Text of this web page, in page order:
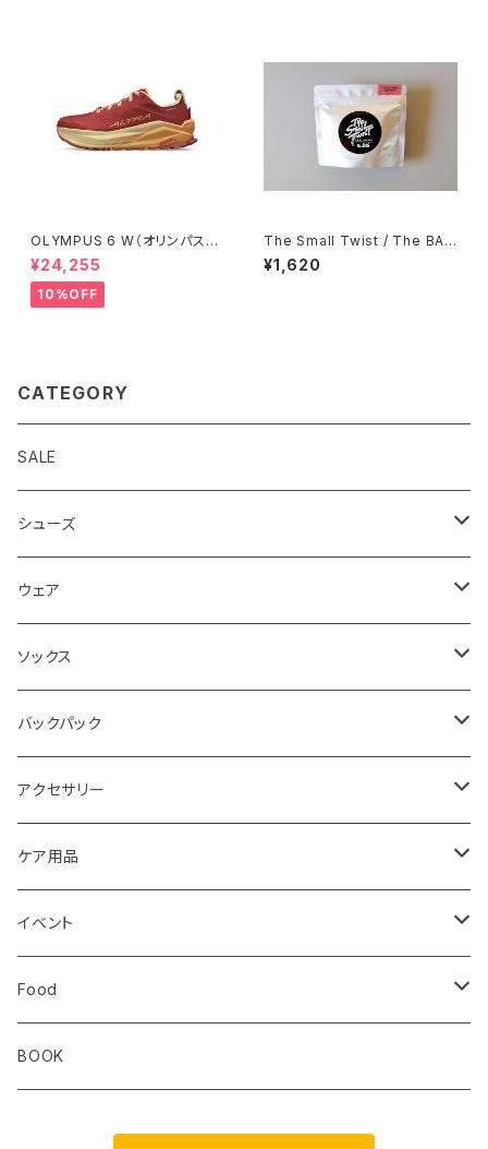
OLYMPUS 6 W（オリンパス
6）ウィメンズ Red/Orange
¥24,255
10%OFF
The Small Twist / The BAG
- Yatsugatake Salmon Coc
onut Risotto 季節限定商品
¥1,620
CATEGORY
SALE
シューズ
ロード
メンズ
レディス
トレイル
メンズ
レディス
キッズ
ジム トレーニング
ウェア
Teton Bros.
Static
Milestone
Altra
ibex
ULTIMATE DIRECTION
ソックス
Milestone
Drymax
Hiker Trash
OS1st
extremities
STRIDE
バックパック
Ultimate Direction
Teton Bros.
RawLow Mountain Works
Okara
Rab
アクセサリー
Halo Commodity
Extremities
Km4k
Coros
ケア用品
ROD
Correct Toes
Aggressive Design
イベント
Zero Limits in Niseko
Food
The Small Twist
BOOK